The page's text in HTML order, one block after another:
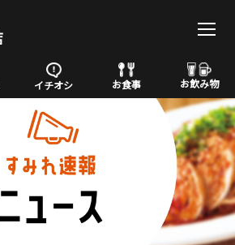
イチオシ お食事 お飲み物